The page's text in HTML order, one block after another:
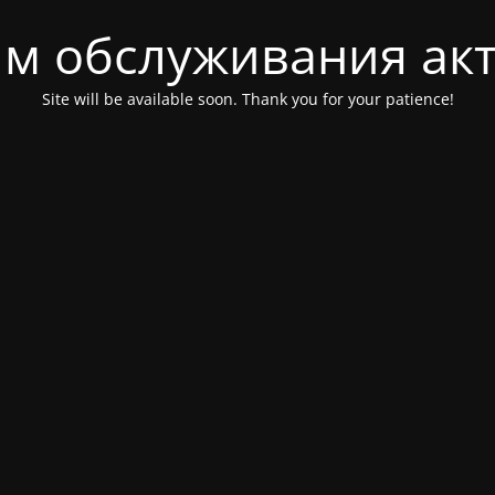
обслуживания
Site will be available soon. Thank you for your patience!